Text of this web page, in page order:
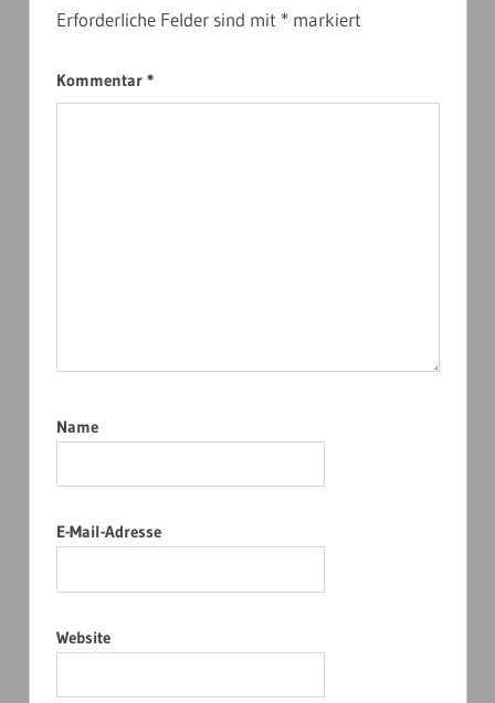
Erforderliche Felder sind mit *markiert
Kommentar *
Name
E-Mail-Adresse
Website